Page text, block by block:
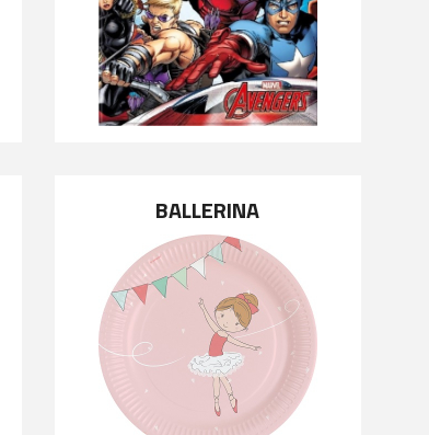
BALLERINA